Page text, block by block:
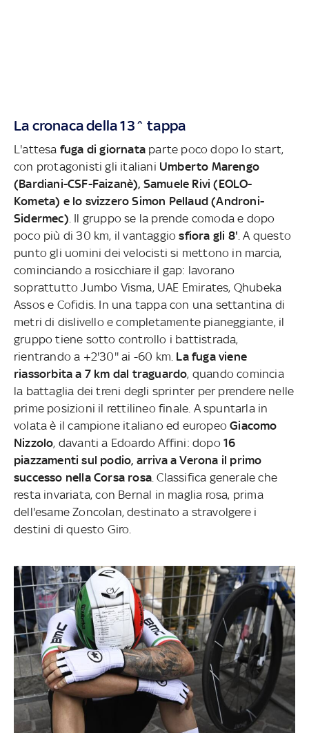
La cronaca della 13^ tappa
L'attesa fuga di giornata parte poco dopo lo start,
con protagonisti gli italiani Umberto Marengo
(Bardiani-CSF-Faizanè), Samuele Rivi (EOLO-
Kometa) e lo svizzero Simon Pellaud (Androni-
Sidermec) . Il gruppo se la prende comoda e dopo
poco più di 30 km, il vantaggiosfiora gli 8' . A questo
punto gli uomini dei velocisti si mettono in marcia,
cominciando a rosicchiare il gap: lavorano
soprattutto Jumbo Visma, UAE Emirates, Qhubeka
Assos e Cofidis. In una tappa con una settantina di
metri di dislivello e completamente pianeggiante, il
gruppo tiene sotto controllo i battistrada,
rientrando a +2'30'' ai -60 km. La fuga viene
riassorbita a 7 km dal traguardo, quando comincia
la battaglia dei treni degli sprinter per prendere nelle
prime posizioni il rettilineo finale. A spuntarla in
volata è il campione italiano ed europeoGiacomo
Nizzolo, davanti a Edoardo Affini: dopo16
piazzamenti sul podio, arriva a Verona il primo
successo nella Corsa rosa . Classifica generale che
resta invariata, con Bernal in maglia rosa, prima
dell'esame Zoncolan, destinato a stravolgere i
destini di questo Giro.